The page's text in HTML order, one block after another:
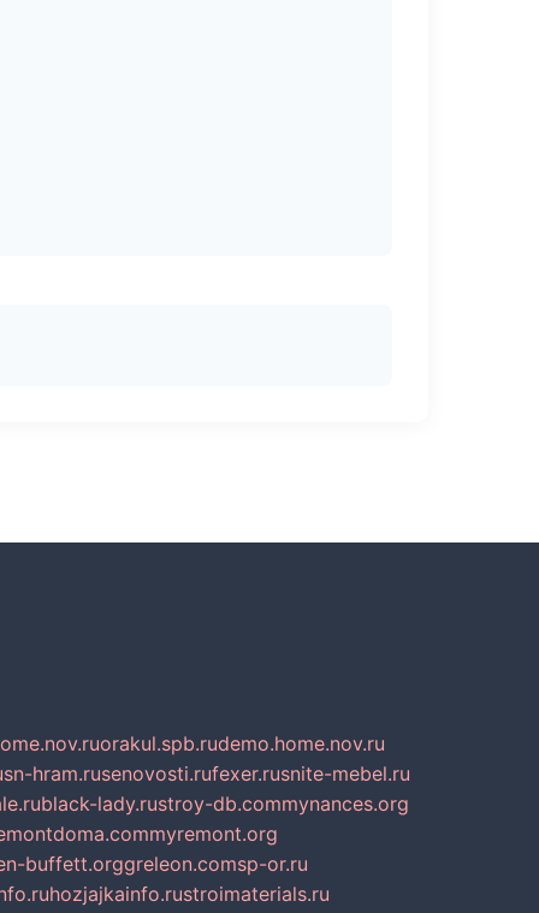
orakul.spb.rudemo.home.nov.ru
sn-hram.rusenovosti.rufexer.rusnite-mebel.ru
black-lady.rustroy-db.commynances.org
myremont.org
buffett.orggreleon.comsp-or.ru
hozjajkainfo.rustroimaterials.ru